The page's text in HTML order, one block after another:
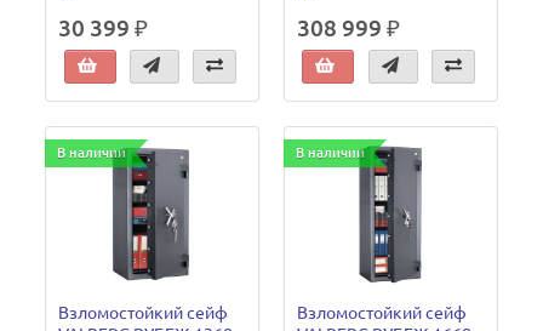
30 399 ₽ 308 999 ₽
В наличии
Взломостойкий сейф
В наличии
Взломостойкий сейф